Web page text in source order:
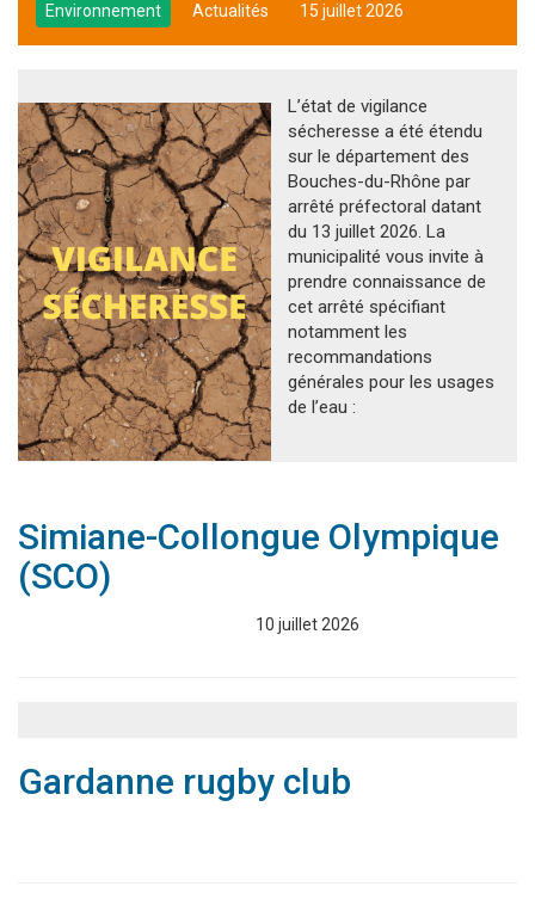
Environnement Actualités 15 juillet 2026
L’état de vigilance
sécheresse a été étendu
sur le département des
Bouches-du-Rhône par
arrêté préfectoral datant
du 13 juillet 2026. La
municipalité vous invite à
prendre connaissance de
cet arrêté spécifiant
notamment les
recommandations
générales pour les usages
de l’eau :
Simiane-Collongue Olympique
(SCO)
10 juillet 2026
Gardanne rugby club